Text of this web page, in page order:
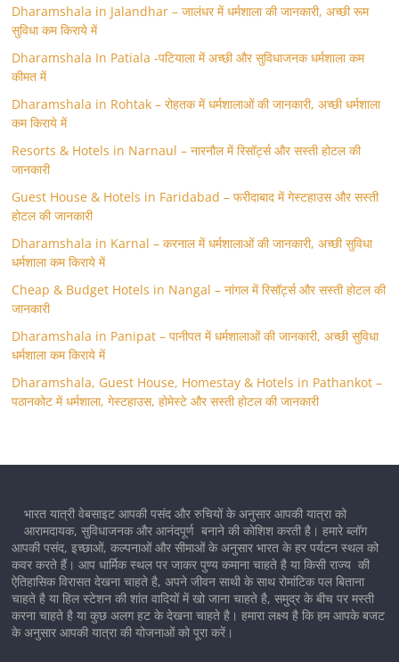
Dharamshala in Jalandhar – जालंधर में धर्मशाला की जानकारी, अच्छी रूम
सुविधा कम किराये में
Dharamshala In Patiala -पटियाला में अच्छी और सुविधाजनक धर्मशाला कम
कीमत में
Dharamshala in Rohtak – रोहतक में धर्मशालाओं की जानकारी, अच्छी धर्मशाला
कम किराये में
Resorts & Hotels in Narnaul – नारनौल में रिसॉर्ट्स और सस्ती होटल की
जानकारी
Guest House & Hotels in Faridabad – फरीदाबाद में गेस्टहाउस और सस्ती
होटल की जानकारी
Dharamshala in Karnal – करनाल में धर्मशालाओं की जानकारी, अच्छी सुविधा
धर्मशाला कम किराये में
Cheap & Budget Hotels in Nangal – नांगल में रिसॉर्ट्स और सस्ती होटल की
जानकारी
Dharamshala in Panipat – पानीपत में धर्मशालाओं की जानकारी, अच्छी सुविधा
धर्मशाला कम किराये में
Dharamshala, Guest House, Homestay & Hotels in Pathankot –
पठानकोट में धर्मशाला, गेस्टहाउस, होमेस्टे और सस्ती होटल की जानकारी
भारत यात्री वेबसाइट आपकी पसंद और रुचियों के अनुसार आपकी यात्रा को
आरामदायक, सुविधाजनक और आनंदपूर्ण बनाने की कोशिश करती है। हमारे ब्लॉग
आपकी पसंद, इच्छाओं, कल्पनाओं और सीमाओं के अनुसार भारत के हर पर्यटन स्थल को
कवर करते हैं। आप धार्मिक स्थल पर जाकर पुण्य कमाना चाहते है या किसी राज्य की
ऐतिहासिक विरासत देखना चाहते है, अपने जीवन साथी के साथ रोमांटिक पल बिताना
चाहते है या हिल स्टेशन की शांत वादियों में खो जाना चाहते है, समुद्र के बीच पर मस्ती
करना चाहते है या कुछ अलग हट के देखना चाहते है। हमारा लक्ष्य है कि हम आपके बजट
के अनुसार आपकी यात्रा की योजनाओं को पूरा करें।